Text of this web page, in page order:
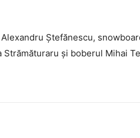
Ștefănescu,
și boberul Mihai